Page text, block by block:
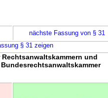
nächste Fassung von § 31
§ 31 zeigen
Rechtsanwaltskammern und